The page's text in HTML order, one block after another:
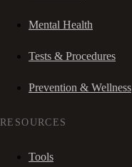
Mental Health
Tests & Procedures
Prevention & Wellness
RESOURCES
Tools